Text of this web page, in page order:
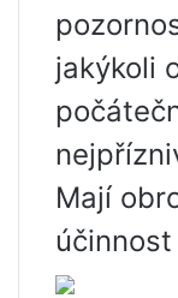
jakýkoli
Mají
účinnost